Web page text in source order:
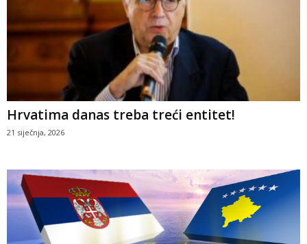
Hrvatima danas treba treći entitet!
21 siječnja, 2026